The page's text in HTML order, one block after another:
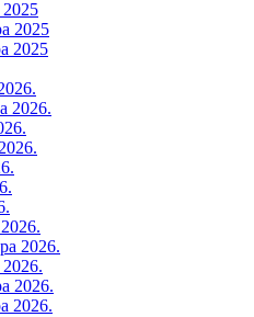
2025
2025
2025
2026.
2026.
2026.
2026.